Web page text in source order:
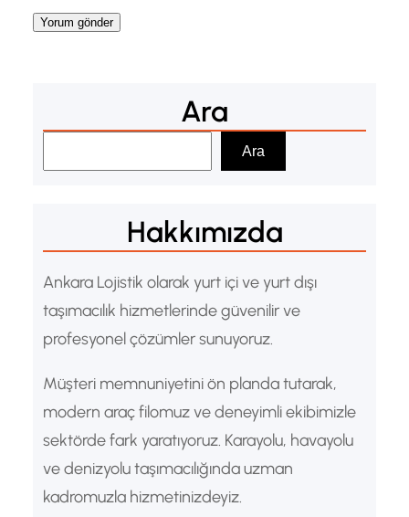
Ara
r
Ara
Hakkımızda
Ankara Lojistik olarak yurt içi ve yurt dışı
taşımacılık hizmetlerinde güvenilir ve
profesyonel çözümler sunuyoruz.
Müşteri memnuniyetini ön planda tutarak,
modern araç filomuz ve deneyimli ekibimizle
sektörde fark yaratıyoruz. Karayolu, havayolu
ve denizyolu taşımacılığında uzman
kadromuzla hizmetinizdeyiz.